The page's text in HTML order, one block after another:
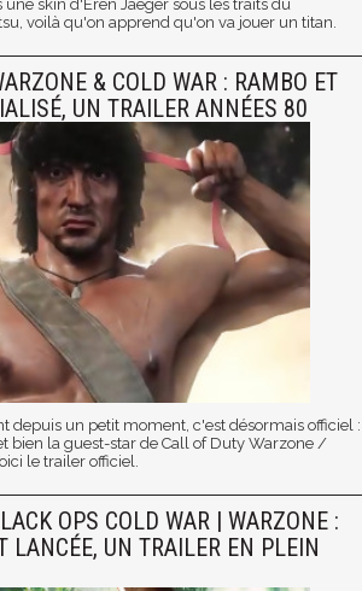
skin d'Eren Jaeger sous les traits du
voilà qu'on apprend qu'on va jouer un titan.
& COLD WAR : RAMBO ET
UN TRAILER ANNÉES 80
depuis un petit moment, c'est désormais officiel :
bien la guest-star de Call of Duty Warzone /
le trailer officiel.
OPS COLD WAR | WARZONE :
LANCÉE, UN TRAILER EN PLEIN